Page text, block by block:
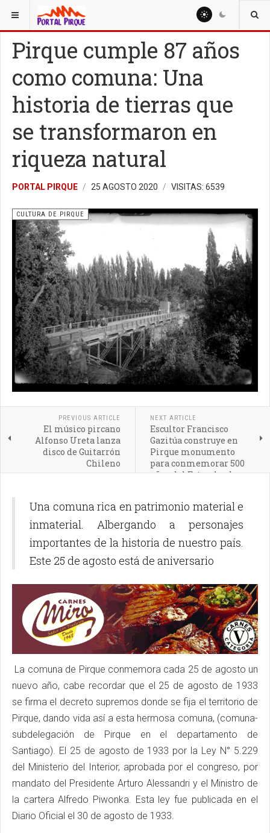
ESTÁ AQUÍ: CULTURA
Pirque cumple 87 años
como comuna: Una
historia de tierras que
se transformaron en
riqueza natural
PORTAL PIRQUE 25 AGOSTO 2020 VISITAS: 6539
CULTURA DE PIRQUE
PREVIOUS ARTICLE
El músico pircano
Alfonso Ureta lanza
disco de Guitarrón
Chileno
NEXT ARTICLE
Escultor Francisco
Gazitúa construye en
Pirque monumento
para conmemorar 500
años del Estrecho de
Una comuna rica en patrimonio material e
inmaterial. Albergando a personajes
importantes de la historia de nuestro país.
Este 25 de agosto está de aniversario
La comuna de Pirque conmemora cada 25 de agosto un
nuevo año, cabe recordar que el 25 de agosto de 1933
se firma el decreto supremos donde se fija el territorio de
Pirque, dando vida así a esta hermosa comuna, (comuna-
subdelegación de Pirque en el departamento de
Santiago). El 25 de agosto de 1933 por la Ley N° 5.229
del Ministerio del Interior, aprobada por el congreso, por
mandato del Presidente Arturo Alessandri y el Ministro de
la cartera Alfredo Piwonka. Esta ley fue publicada en el
Diario Oficial el 30 de agosto de 1933.